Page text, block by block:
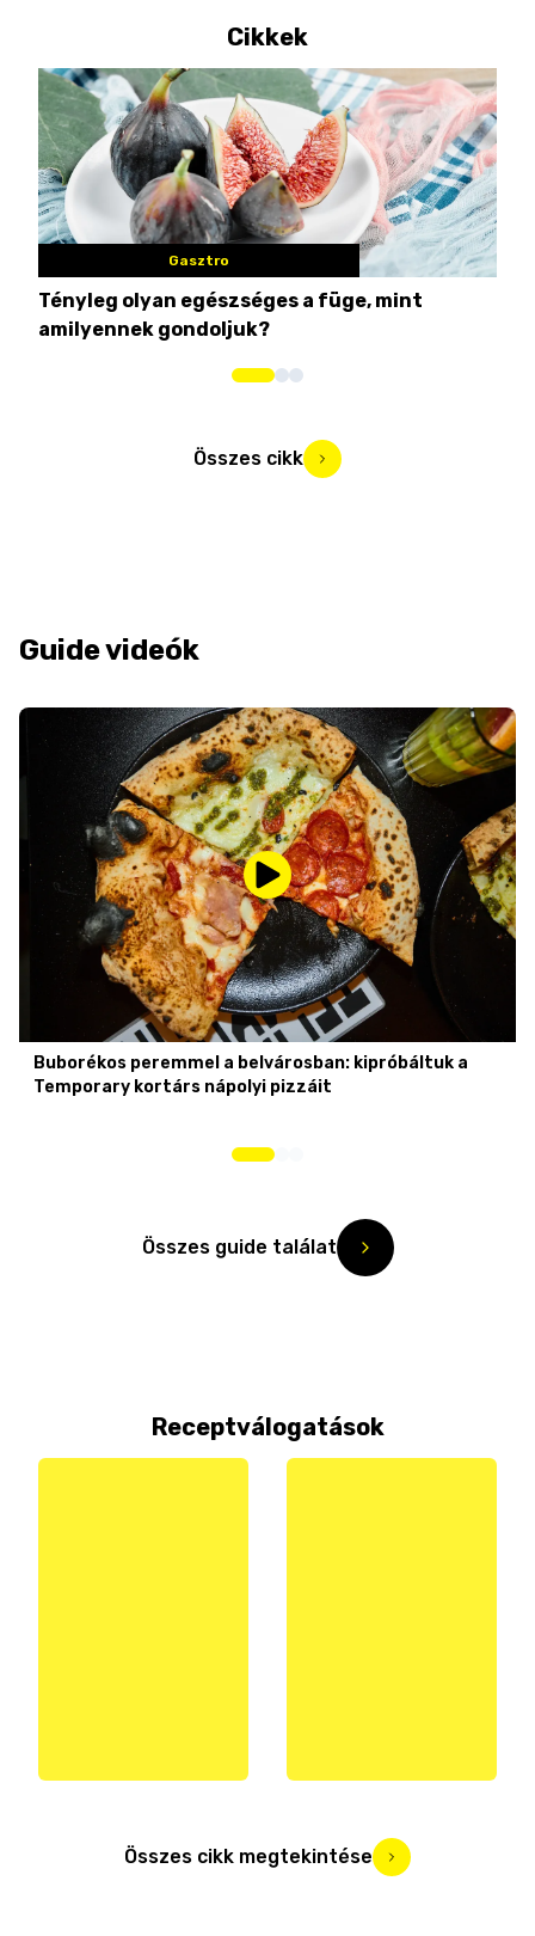
Cikkek
Gasztro
Tényleg olyan egészséges a füge, mint
amilyennek gondoljuk?
Összes cikk
Guide videók
Buborékos peremmel a belvárosban: kipróbáltuk a
Temporary kortárs nápolyi pizzáit
Összes guide találat
Receptválogatások
Összes cikk megtekintése